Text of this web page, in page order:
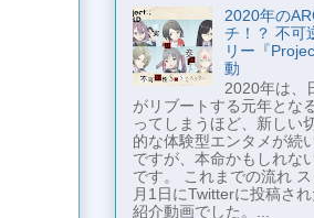
2020年の
チ！？ 不可
リー『
動
2020年は、
がリブートする元年とな
ってしまうほど、新しい
的な体験型エンタメが続
ですが、本命かもしれな
です。 これまでの流れ
月1日にTwitterに投稿さ
紹介動画でした。...